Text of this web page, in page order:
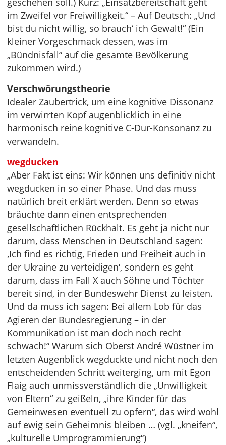
im Zweifel vor Freiwilligkeit.“ – Auf Deutsch: „Und
bist du nicht willig, so brauch‘ ich Gewalt!“ (Ein
kleiner Vorgeschmack dessen, was im
„Bündnisfall“ auf die gesamte Bevölkerung
zukommen wird.)
Verschwörungstheorie
Idealer Zaubertrick, um eine kognitive Dissonanz
im verwirrten Kopf augenblicklich in eine
harmonisch reine kognitive C-Dur-Konsonanz zu
verwandeln.
wegducken
„Aber Fakt ist eins: Wir können uns definitiv nicht
wegducken in so einer Phase. Und das muss
natürlich breit erklärt werden. Denn so etwas
bräuchte dann einen entsprechenden
gesellschaftlichen Rückhalt. Es geht ja nicht nur
darum, dass Menschen in Deutschland sagen:
‚Ich find es richtig, Frieden und Freiheit auch in
der Ukraine zu verteidigen‘, sondern es geht
darum, dass im Fall X auch Söhne und Töchter
bereit sind, in der Bundeswehr Dienst zu leisten.
Und da muss ich sagen: Bei allem Lob für das
Agieren der Bundesregierung – in der
Kommunikation ist man doch noch recht
schwach!“ Warum sich Oberst André Wüstner im
letzten Augenblick wegduckte und nicht noch den
entscheidenden Schritt weiterging, um mit Egon
Flaig auch unmissverständlich die „Unwilligkeit
von Eltern“ zu geißeln, „ihre Kinder für das
Gemeinwesen eventuell zu opfern“, das wird wohl
auf ewig sein Geheimnis bleiben … (vgl. „kneifen“,
„kulturelle Umprogrammierung“)